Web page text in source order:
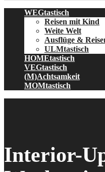
WEGtastisch
Reisen mit Kind
Weite Welt
Ausflüge &
ULMtastisch
HOMEtastisch
VEGtastisch
(M)Achtsamkeit
MOMtastisch
Interior-